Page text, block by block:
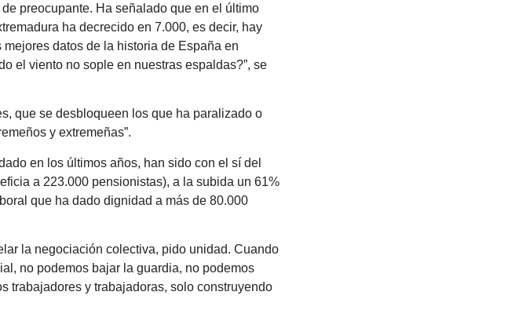
preocupante. Ha señalado que en el último
ha decrecido en 7.000, es decir, hay
datos de la historia de España en
el viento no sople en nuestras espaldas?”, se
que se desbloqueen los que ha paralizado o
y extremeñas”.
en los últimos años, han sido con el sí del
a 223.000 pensionistas), a la subida un 61%
que ha dado dignidad a más de 80.000
la negociación colectiva, pido unidad. Cuando
no podemos bajar la guardia, no podemos
trabajadores y trabajadoras, solo construyendo